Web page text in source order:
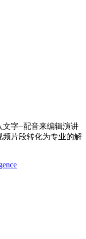
字+配音来编辑演讲
片段转化为专业的解